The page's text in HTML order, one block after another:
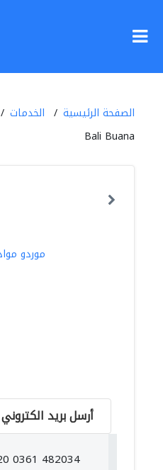
الصفحة الرئيسية الخدمات
Bali Buana
موردو
أرسل بريد الكتروني
0361 482034